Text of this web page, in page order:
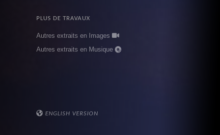
PLUS DE TRAVAUX
Autres extraits en Images
Autres extraits en Musique
ENGLISH VERSION